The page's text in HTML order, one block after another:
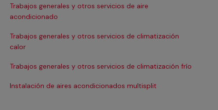
Trabajos generales y otros servicios de aire
acondicionado
Trabajos generales y otros servicios de climatización
calor
Trabajos generales y otros servicios de climatización frío
Instalación de aires acondicionados multisplit